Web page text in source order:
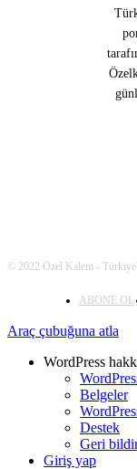
© 2022 Özel Kalem -
ABONE OL
Araç çubuğuna atla
WordPress
Belgeler
Destek
Geri
Giriş yap